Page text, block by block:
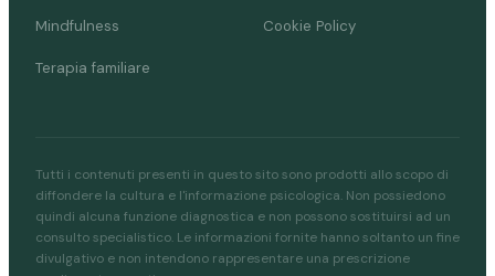
Mindfulness
Terapia familiare
Cookie Policy
Tutti i contenuti presenti in questo sito sono prodotti allo scopo di
diffondere la cultura e l'informazione psicologica. Non possiedono
quindi alcuna funzione diagnostica e non possono sostituirsi ad un
consulto specialistico. Le informazioni fornite hanno soltanto un fine
divulgativo e non intendono rappresentare una prescrizione